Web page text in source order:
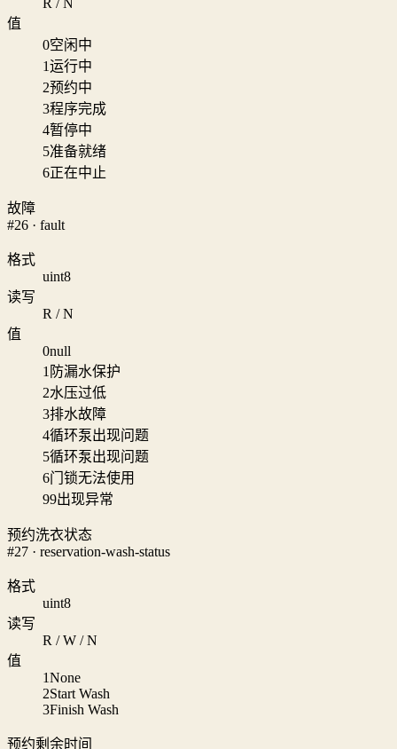
值
0空闲中
1运行中
2预约中
3程序完成
4暂停中
5准备就绪
6正在中止
故障
#26 · fault
格式
uint8
读写
R / N
值
0null
1 防漏水保护
2水压过低
3排水故障
4循环泵出现问题
5循环泵出现问题
6门锁无法使用
99出现异常
预约洗衣状态
#27 · reservation-wash-status
格式
uint8
读写
R / W / N
值
1None
2Start Wash
3Finish Wash
预约剩余时间